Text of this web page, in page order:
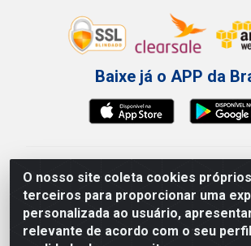
O nosso site coleta cookies
terceiros para proporcionar uma
personalizada ao usuário,
relevante de acordo com o seu
Baixe já o APP da
Bravi Consumíveis de Higiene e
CNPJ 19.457.137/0001-06
Av. Sul Gov. Cid Sampaio, 3125 -
Imbiribeira - Recife/PE - CEP